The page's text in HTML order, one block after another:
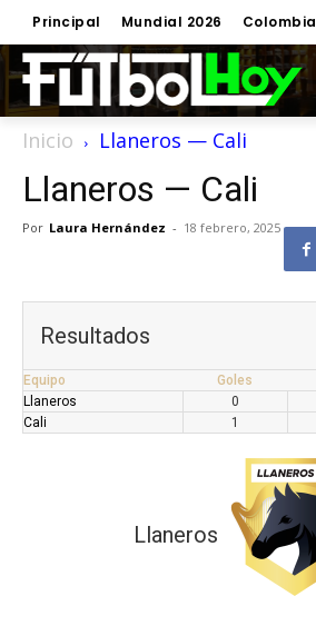
Principal Mundial 2026 Colombia
Inicio Llaneros — Cali
Llaneros — Cali
Por Laura Hernández - 18 febrero, 2025
Resultados
Equipo Goles
Llaneros
0
Cali
1
Llaneros